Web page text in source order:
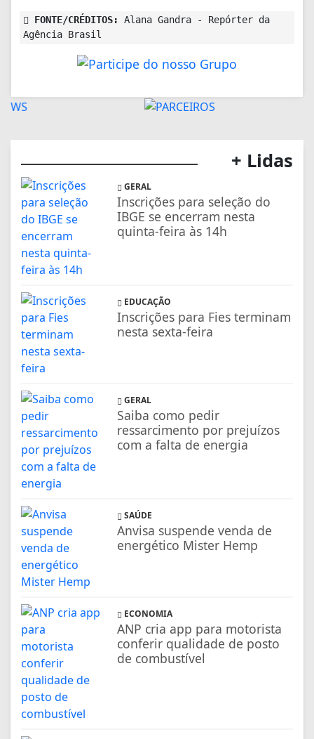
FONTE/CRÉDITOS:
Alana Gandra - Repórter da
Agência Brasil
+ Lidas
GERAL
Inscrições para seleção do
IBGE se encerram nesta
quinta-feira às 14h
EDUCAÇÃO
Inscrições para Fies terminam
nesta sexta-feira
GERAL
Saiba como pedir
ressarcimento por prejuízos
com a falta de energia
SAÚDE
Anvisa suspende venda de
energético Mister Hemp
ECONOMIA
ANP cria app para motorista
conferir qualidade de posto
de combustível